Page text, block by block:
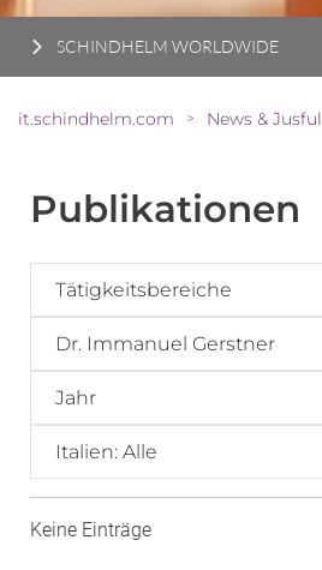
SCHINDHELM WORLDWIDE
it.schindhelm.com > News & Jusful
Publikationen
Tätigkeitsbereiche
Dr. Immanuel Gerstner
Jahr
Italien: Alle
Keine Einträge